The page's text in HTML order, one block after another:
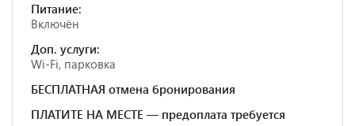
Питание:
Включён
Доп. услуги:
Wi-Fi, парковка
БЕСПЛАТНАЯ отмена бронирования
ПЛАТИТЕ НА МЕСТЕ — предоплата требуется